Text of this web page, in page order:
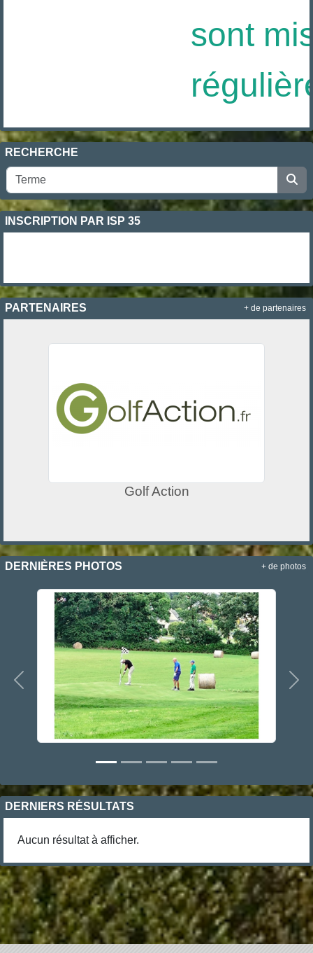
sont
RECHERCHE
INSCRIPTION PAR ISP 35
PARTENAIRES
Golf Action
+ de partenaires
DERNIÈRES PHOTOS
Précedent
+ de photos
DERNIERS RÉSULTATS
Aucun résultat à afficher.